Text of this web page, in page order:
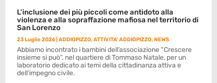
L’inclusione dei più piccoli come antidoto alla
violenza e alla sopraffazione mafiosa nel territorio di
San Lorenzo
23 Luglio 2026 |ADDIOPIZZO,ATTIVITA' ADDIOPIZZO,NEWS
Abbiamo incontrato i bambini dell’associazione “Crescere
insieme si può”, nel quartiere di Tommaso Natale, per un
laboratorio dedicato ai temi della cittadinanza attiva e
dell’impegno civile.